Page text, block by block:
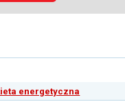
energetyczna